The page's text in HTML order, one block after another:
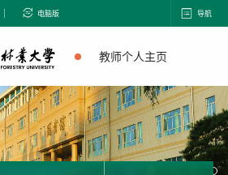
电脑版 导航
教师个人主页